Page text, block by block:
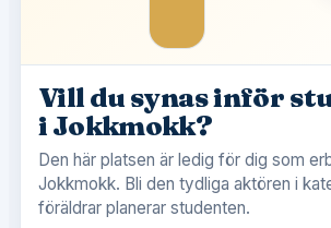
Vill du synas inför
i Jokkmokk?
Den här platsen är ledig för dig som
Jokkmokk. Bli den tydliga aktören i
föräldrar planerar studenten.